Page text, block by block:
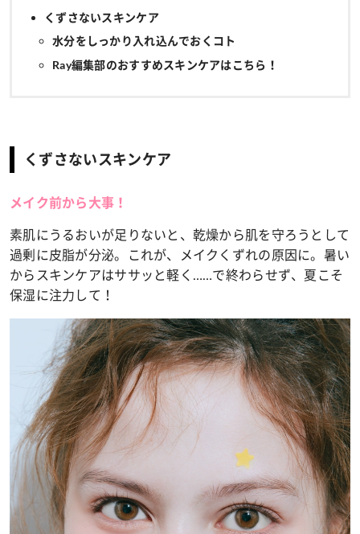
くずさないスキンケア
水分をしっかり入れ込んでおくコト
Ray編集部のおすすめスキンケアはこちら！
くずさないスキンケア
メイク前から大事！
素肌にうるおいが足りないと、乾燥から肌を守ろうとして
過剰に皮脂が分泌。これが、メイクくずれの原因に。暑い
からスキンケアはササッと軽く……で終わらせず、夏こそ
保湿に注力して！